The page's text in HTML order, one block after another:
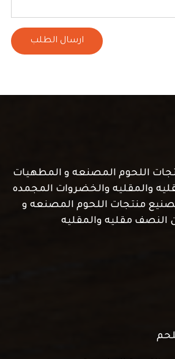
اللحوم المصنعه و المطهيات
والمقليه والخضروات المجمده
تصنيع منتجات اللحوم المصنعه و
النصف مقليه والمقليه